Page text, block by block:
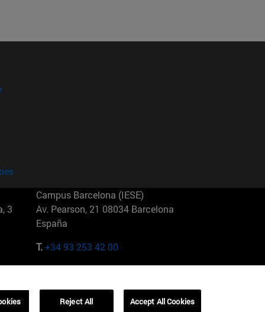
3
Campus Barcelona (IESE)
Av. Pearson, 21 08034 Barcelona
España
T.+34 93 253 42 00
01321001 Bela Vista Brasil
Reject All Accept All Cookies